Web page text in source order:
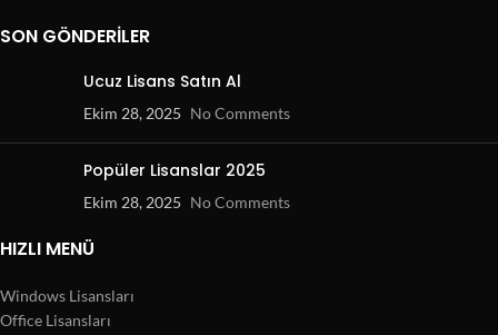
SON GÖNDERILER
Ucuz Lisans Satın Al
Ekim 28, 2025 No Comments
Popüler Lisanslar 2025
Ekim 28, 2025 No Comments
HIZLI MENÜ
Windows Lisansları
Office Lisansları